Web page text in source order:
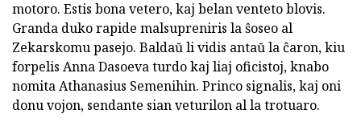
motoro. Estis bona vetero, kaj belan venteto blovis.
Granda duko rapide malsupreniris la ŝoseo al
Zekarskomu pasejo. Baldaŭ li vidis antaŭ la ĉaron, kiu
forpelis Anna Dasoeva turdo kaj liaj oficistoj, knabo
nomita Athanasius Semenihin. Princo signalis, kaj oni
donu vojon, sendante sian veturilon al la trotuaro.